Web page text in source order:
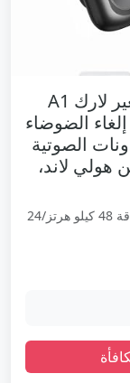
ميكروفون لاسلكي مغناطيسي صغير لارك A1
وخاصية إلغاء الضوضاء
الصوتية
واندرويد من هولي لاند،
ميكروفون لاسلكي مغناطيسي صغير لارك A1 بدقة 48 كيلو هرتز/24